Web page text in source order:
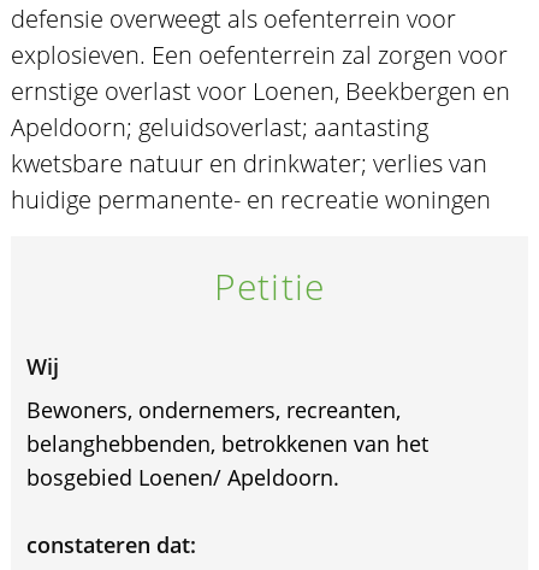
defensie overweegt als oefenterrein voor
explosieven. Een oefenterrein zal zorgen voor
ernstige overlast voor Loenen, Beekbergen en
Apeldoorn; geluidsoverlast; aantasting
kwetsbare natuur en drinkwater; verlies van
huidige permanente- en recreatie woningen
Petitie
Wij
Bewoners, ondernemers, recreanten,
belanghebbenden, betrokkenen van het
bosgebied Loenen/ Apeldoorn.
constateren dat: